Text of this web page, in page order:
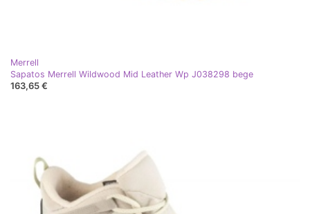
Merrell
Sapatos Merrell Wildwood Mid Leather Wp J038298 bege
163,65 €